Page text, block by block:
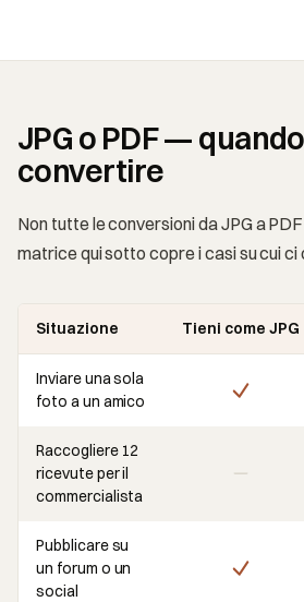
JPG o PDF —
convertire
Non tutte le conversioni da JPG a
matrice qui sotto copre i casi su cui ci
Situazione Tieni come JPG
Inviare una sola
foto a un amico
Raccogliere 12
ricevute per il
commercialista
Pubblicare su
un forum o un
social